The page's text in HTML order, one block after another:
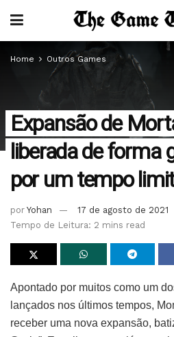
Home Outros Games
Expansão de
liberada de forma
por um tempo
por Yohan
17 de agosto de 2021
Tempo de Leitura: 2 mins read
Apontado por muitos como um
lançados nos últimos tempos,
receber uma nova expansão,